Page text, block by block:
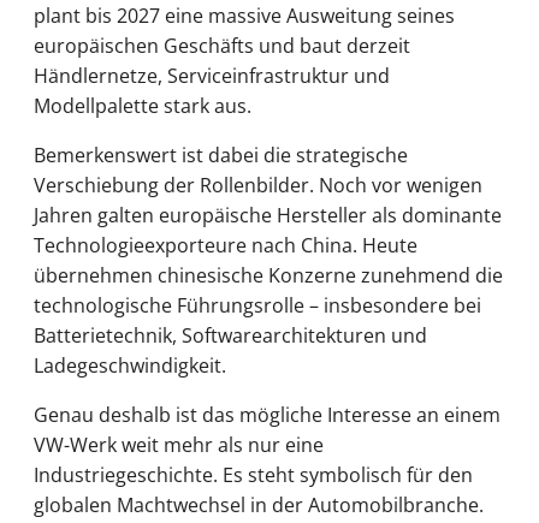
plant bis 2027 eine massive Ausweitung seines
europäischen Geschäfts und baut derzeit
Händlernetze, Serviceinfrastruktur und
Modellpalette stark aus.
Bemerkenswert ist dabei die strategische
Verschiebung der Rollenbilder. Noch vor wenigen
Jahren galten europäische Hersteller als dominante
Technologieexporteure nach China. Heute
übernehmen chinesische Konzerne zunehmend die
technologische Führungsrolle – insbesondere bei
Batterietechnik, Softwarearchitekturen und
Ladegeschwindigkeit.
Genau deshalb ist das mögliche Interesse an einem
VW-Werk weit mehr als nur eine
Industriegeschichte. Es steht symbolisch für den
globalen Machtwechsel in der Automobilbranche.